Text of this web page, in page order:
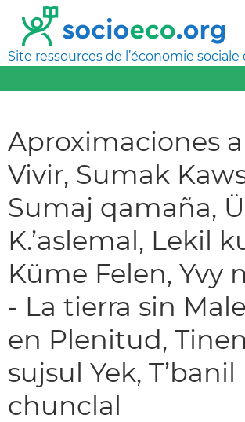
Site ressources de l’économie sociale
Aproximaciones
Vivir, Sumak
Sumaj qamaña,
K.’aslemal, Lekil
Küme Felen, Yvy
- La tierra sin
en Plenitud,
sujsul Yek, T’banil
chunclal